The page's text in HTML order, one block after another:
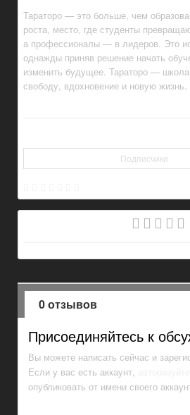
Тараторо — это больше, чем
роста, место, где студенты
а профессионалы — в лидеров. Это
однажды приняв решение начать
изменить будущее. Тараторо —
свободу, вдохновение и новую жизнь.
Подписчики
0 отзывов
Присоединяйтесь к
Вы можете написать сейчас и
Если у вас есть аккаунт,
опубликовать от имени своего